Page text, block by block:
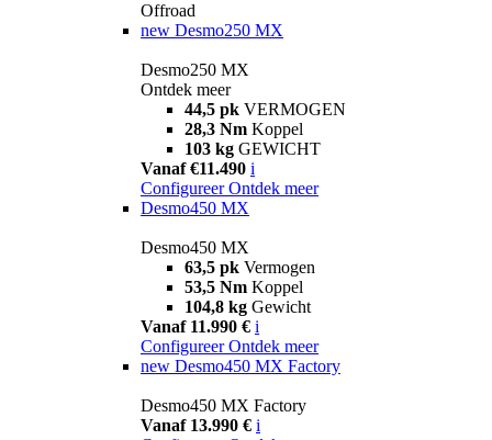
Offroad
new Desmo250 MX
Desmo250 MX
Ontdek meer
44,5 pk VERMOGEN
28,3 Nm Koppel
103 kg GEWICHT
Vanaf €11.490 i
Configureer Ontdek meer
Desmo450 MX
Desmo450 MX
63,5 pk Vermogen
53,5 Nm Koppel
104,8 kg Gewicht
Vanaf 11.990 € i
Configureer Ontdek meer
new Desmo450 MX Factory
Desmo450 MX Factory
Vanaf 13.990 € i